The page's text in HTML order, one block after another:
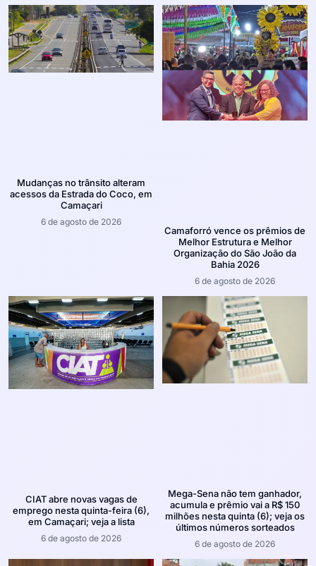
Mudanças no trânsito alteram
acessos da Estrada do Coco, em
Camaçari
6 de agosto de 2026
Camaforró vence os prêmios de
Melhor Estrutura e Melhor
Organização do São João da
Bahia 2026
6 de agosto de 2026
CIAT abre novas vagas de
emprego nesta quinta-feira (6),
em Camaçari; veja a lista
6 de agosto de 2026
Mega-Sena não tem ganhador,
acumula e prêmio vai a R$ 150
milhões nesta quinta (6); veja os
últimos números sorteados
6 de agosto de 2026